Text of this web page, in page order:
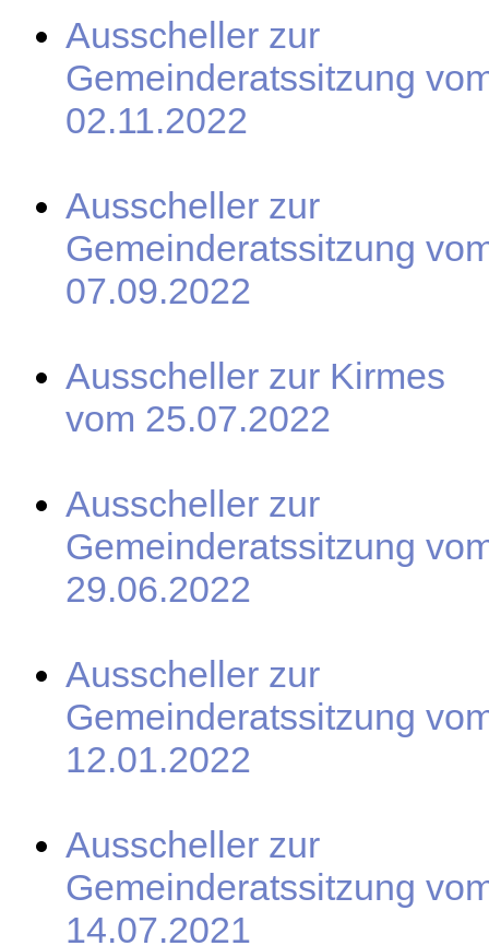
Ausscheller zur
Gemeinderatssitzung
02.11.2022
Ausscheller zur
Gemeinderatssitzung
07.09.2022
Ausscheller zur Kirmes
vom 25.07.2022
Ausscheller zur
Gemeinderatssitzung
29.06.2022
Ausscheller zur
Gemeinderatssitzung
12.01.2022
Ausscheller zur
Gemeinderatssitzung
14.07.2021